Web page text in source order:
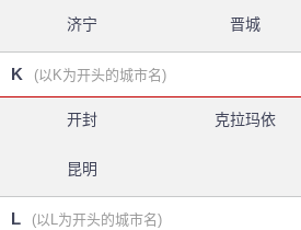
济宁 晋城
K (以K为开头的城市名)
开封 克拉玛依
昆明
L (以L为开头的城市名)